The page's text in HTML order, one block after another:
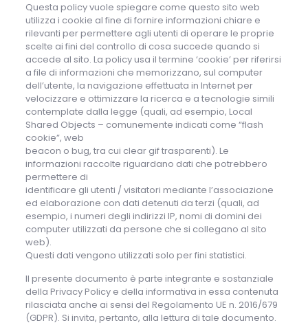
Questa policy vuole spiegare come questo sito web
utilizza i cookie al fine di fornire informazioni chiare e
rilevanti per permettere agli utenti di operare le proprie
scelte ai fini del controllo di cosa succede quando si
accede al sito. La policy usa il termine ‘cookie’ per riferirsi
a file di informazioni che memorizzano, sul computer
dell’utente, la navigazione effettuata in Internet per
velocizzare e ottimizzare la ricerca e a tecnologie simili
contemplate dalla legge (quali, ad esempio, Local
Shared Objects – comunemente indicati come “flash
cookie”, web
beacon o bug, tra cui clear gif trasparenti). Le
informazioni raccolte riguardano dati che potrebbero
permettere di
identificare gli utenti / visitatori mediante l’associazione
ed elaborazione con dati detenuti da terzi (quali, ad
esempio, i numeri degli indirizzi IP, nomi di domini dei
computer utilizzati da persone che si collegano al sito
web).
Questi dati vengono utilizzati solo per fini statistici.
Il presente documento è parte integrante e sostanziale
della Privacy Policy e della informativa in essa contenuta
rilasciata anche ai sensi del Regolamento UE n. 2016/679
(GDPR). Si invita, pertanto, alla lettura di tale documento.